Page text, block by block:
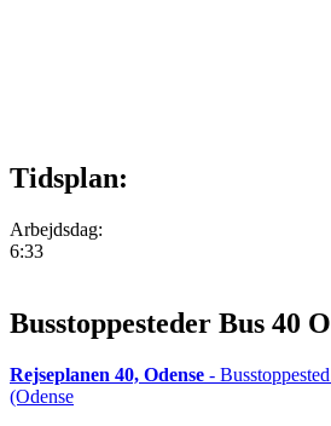
Tidsplan:
Arbejdsdag:
6:33
Busstoppesteder Bus 40
Rejseplanen 40, Odense -
(Odense